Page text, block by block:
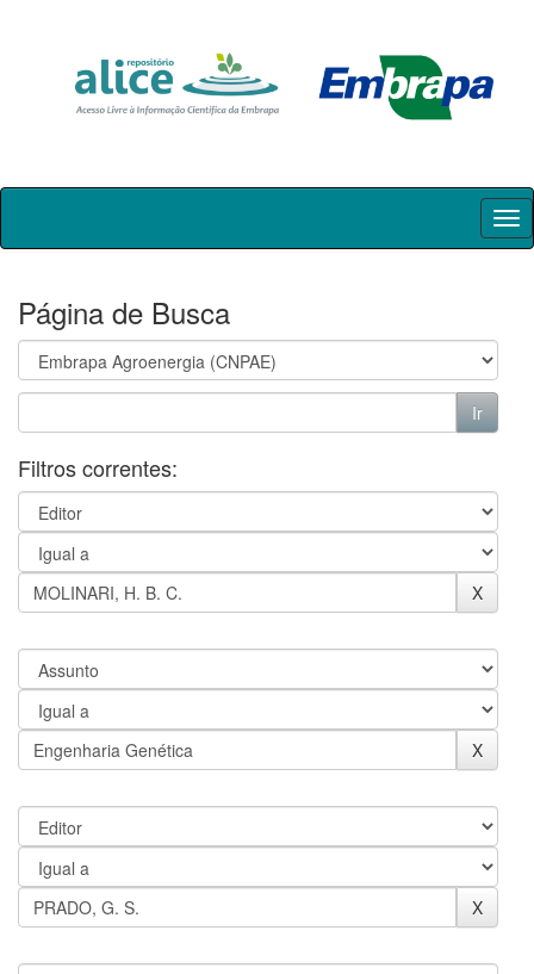
Skip
Página de Busca
Filtros correntes: